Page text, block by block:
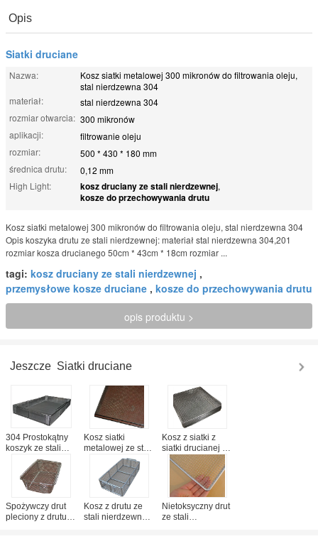
Opis
Siatki druciane
Nazwa:
Kosz siatki metalowej 300 mikronów do filtrowania oleju,
stal nierdzewna 304
materiał:
stal nierdzewna 304
rozmiar otwarcia: 300 mikronów
aplikacji:
filtrowanie oleju
rozmiar:
500 * 430 * 180 mm
średnica drutu:
0,12 mm
High Light:
kosz druciany ze stali nierdzewnej,
kosze do przechowywania drutu
Kosz siatki metalowej 300 mikronów do filtrowania oleju, stal nierdzewna 304
Opis koszyka drutu ze stali nierdzewnej: materiał stal nierdzewna 304,201
rozmiar kosza drucianego 50cm * 43cm * 18cm rozmiar ...
tagi: kosz druciany ze stali nierdzewnej ,
przemysłowe kosze druciane , kosze do przechowywania drutu
opis produktu >
Jeszcze Siatki druciane
304 Prostokątny
koszyk ze stali
nierdzewnej z
uchwytem
sterylizatora
Kosz siatki
metalowej ze stali
nierdzewnej do
filtrowania ekranu
BBQ
Kosz z siatki z
siatki drucianej do
przytrzymywania
płytki szklanej ze
stali nierdzewnej
Spożywczy drut
pleciony z drutu,
Kosz z drutu ze
stali nierdzewnej
Nietoksyczny drut
ze stali